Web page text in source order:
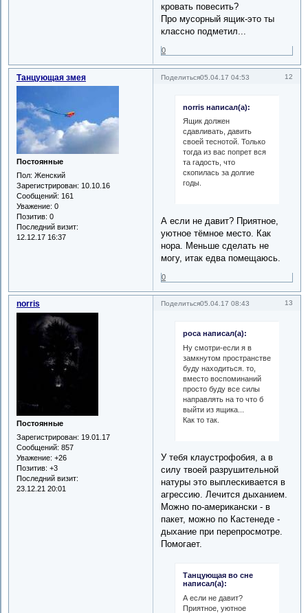
кровать повесить?
Про мусорный ящик-это ты
классно подметил...
0
Поделиться 12
05.04.17 04:53
Танцующая змея
Постоянные
Пол: Женский
Зарегистрирован: 10.10.16
Сообщений: 161
Уважение: 0
Позитив: 0
Последний визит:
12.12.17 16:37
norris написал(а):
Ящик должен
сдавливать, давить
своей теснотой. Только
тогда из вас попрет вся
та гадость, что
скопилась за долгие
годы.
А если не давит? Приятное,
уютное тёмное место. Как
нора. Меньше сделать не
могу, итак едва помещаюсь.
0
Поделиться 13
05.04.17 08:43
norris
Постоянные
Зарегистрирован: 19.01.17
Сообщений: 857
Уважение: +26
Позитив: +3
Последний визит:
23.12.21 20:01
роса написал(а):
Ну смотри-если я в
замкнутом пространстве
буду находиться. то,
вместо воспоминаний
просто буду все силы
направлять на то что б
выйти из ящика...
Как то так.
У тебя клаустрофобия, а в
силу твоей разрушительной
натуры это выплескивается в
агрессию. Лечится дыханием.
Можно по-американски - в
пакет, можно по Кастенеде -
дыхание при перепросмотре.
Помогает.
Танцующая во сне
написал(а):
А если не давит?
Приятное, уютное